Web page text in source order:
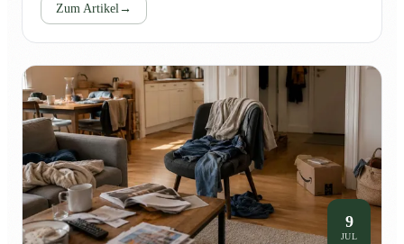
Zum Artikel →
9
JUL